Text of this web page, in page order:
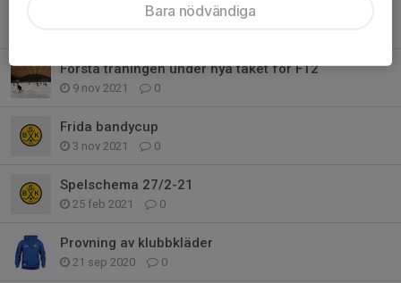
F12 Frida bandycup i Vänersborg
Första träningen under nya taket för F12
9 nov 2021 0
Frida bandycup
3 nov 2021 0
Spelschema 27/2-21
25 feb 2021 0
Provning av klubbkläder
21 sep 2020 0
Bara nödvändiga